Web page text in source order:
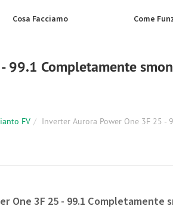
Cosa Facciamo Come
99.1 Completamente
FV Inverter Aurora Power One 3F 25 -
One 3F 25 - 99.1 Completamente